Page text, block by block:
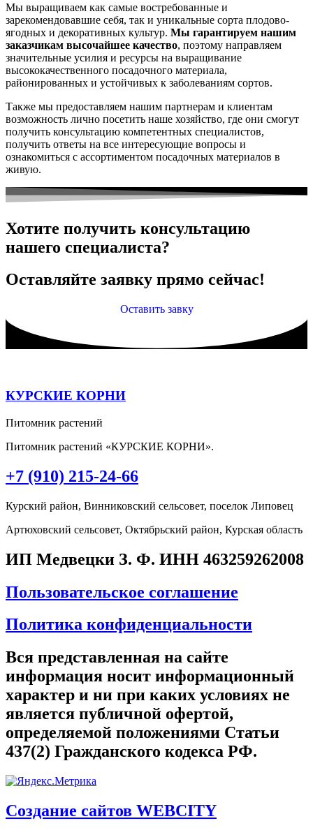
Мы выращиваем как самые востребованные и
зарекомендовавшие себя, так и уникальные сорта плодово-
ягодных и декоративных культур. Мы гарантируем нашим
заказчикам высочайшее качество, поэтому направляем
значительные усилия и ресурсы на выращивание
высококачественного посадочного материала,
районированных и устойчивых к заболеваниям сортов.
Также мы предоставляем нашим партнерам и клиентам
возможность лично посетить наше хозяйство, где они смогут
получить консультацию компетентных специалистов,
получить ответы на все интересующие вопросы и
ознакомиться с ассортиментом посадочных материалов в
живую.
Хотите получить консультацию
нашего специалиста?
Оставляйте заявку прямо сейчас!
Оставить завку
КУРСКИЕ КОРНИ
Питомник растений
Питомник растений «КУРСКИЕ КОРНИ».
+7 (910) 215-24-66
Курский район, Винниковский сельсовет, поселок Липовец
Артюховский сельсовет, Октябрьский район, Курская область
ИП Медвецки З. Ф. ИНН 463259262008
Пользовательское соглашение
Политика конфиденциальности
Вся представленная на сайте
информация носит информационный
характер и ни при каких условиях не
является публичной офертой,
определяемой положениями Статьи
437(2) Гражданского кодекса РФ.
Создание сайтов WEBCITY